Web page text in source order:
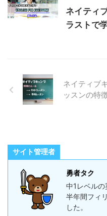
ネイティ
ラストで
ネイティブ
ッスンの特
サイト管理者
勇者タク
中1レベルの
半年間フィ
した。